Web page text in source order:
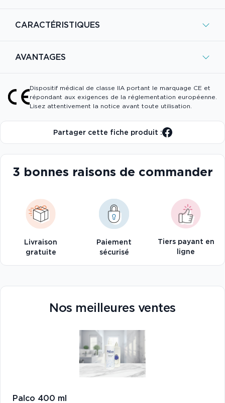
CARACTÉRISTIQUES
AVANTAGES
Dispositif médical de classe IIA portant le marquage CE et
répondant aux exigences de la réglementation européenne.
Lisez attentivement la notice avant toute utilisation.
Partager cette fiche produit :
3 bonnes raisons de commander
Livraison
gratuite
Paiement
sécurisé
Tiers payant en
ligne
Nos meilleures ventes
Palco 400 ml